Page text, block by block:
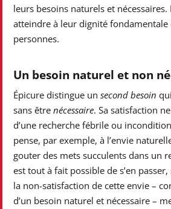
leurs besoins naturels et
atteindre à leur dignité fondamentale
personnes.
Un besoin naturel et non
Épicure distingue un second besoin
sans être nécessaire. Sa satisfaction
d’une recherche fébrile ou
pense, par exemple, à l’envie
gouter des mets succulents dans un
est tout à fait possible de s’en
la non-satisfaction de cette envie –
d’un besoin naturel et nécessaire –